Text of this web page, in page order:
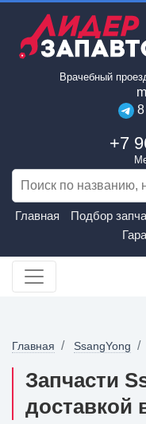
Врачебный
8
+7
Главная Подбор
Главная SsangYong
Запчасти
доставкой